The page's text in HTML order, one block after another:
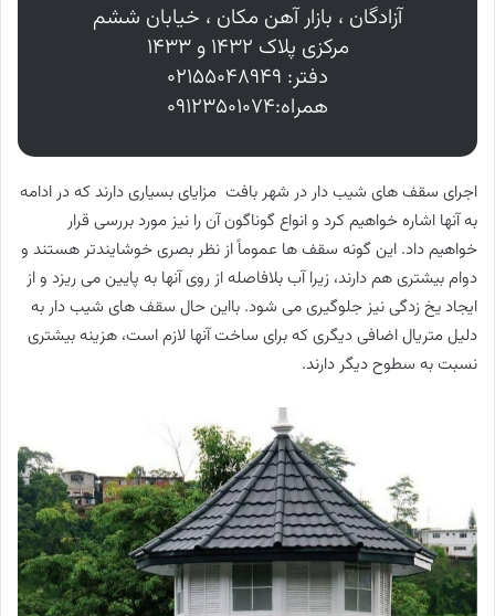
آزادگان ، بازار آهن مکان ، خیابان ششم
مرکزی پلاک ۱۴۳۲ و ۱۴۳۳
دفتر: ۰۲۱۵۵۰۴۸۹۴۹
همراه:۰۹۱۲۳۵۰۱۰۷۴
اجرای سقف های شیب دار در شهر بافت مزایای بسیاری دارند که در ادامه
به آنها اشاره خواهیم کرد و انواع گوناگون آن را نیز مورد بررسی قرار
خواهیم داد. این گونه سقف ها عموماً از نظر بصری خوشایندتر هستند و
دوام بیشتری هم دارند، زیرا آب بلافاصله از روی آنها به پایین می ریزد و از
ایجاد یخ زدگی نیز جلوگیری می شود. بااین حال سقف های شیب دار به
دلیل متریال اضافی دیگری که برای ساخت آنها لازم است، هزینه بیشتری
نسبت به سطوح دیگر دارند.